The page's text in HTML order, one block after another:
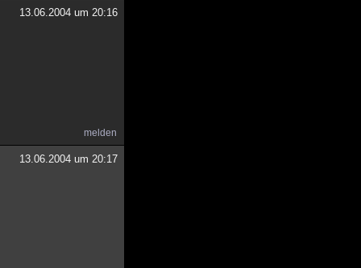
13.06.2004 um 20:16
melden
13.06.2004 um 20:17